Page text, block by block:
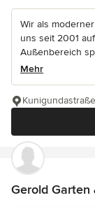
Wir als
uns seit 2001
Außenbereich
Mehr
Gerold Garten